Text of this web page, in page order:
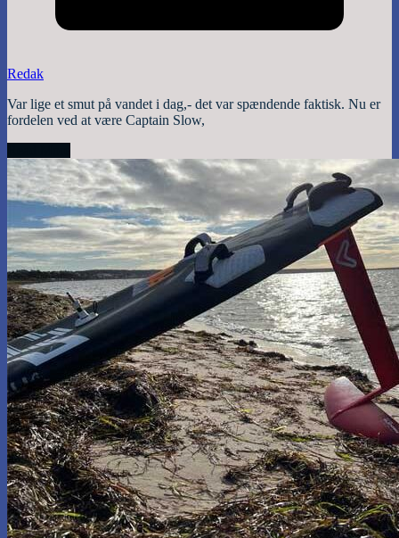
Redak
Var lige et smut på vandet i dag,- det var spændende faktisk. Nu er
fordelen ved at være Captain Slow,